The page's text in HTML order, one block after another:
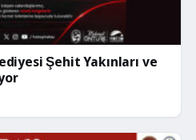
Şehit Yakınları ve